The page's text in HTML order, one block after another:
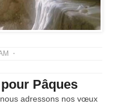
Pâques
adressons nos vœux